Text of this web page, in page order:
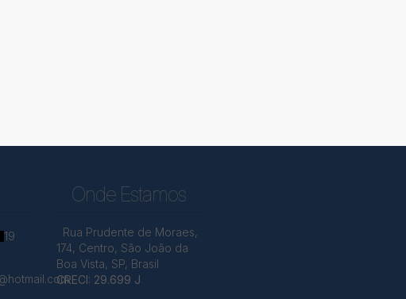
19
Onde Estamos
Rua Prudente de Moraes,
174, Centro, São João da
Boa Vista, SP, Brasil
CRECI: 29.699 J